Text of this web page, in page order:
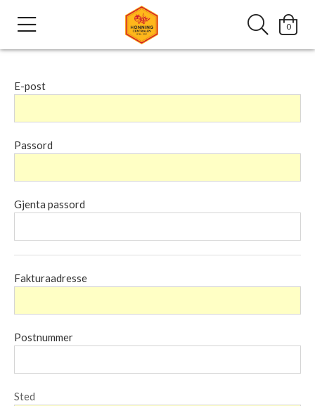
0
E-post
Passord
Gjenta passord
Fakturaadresse
Postnummer
Sted